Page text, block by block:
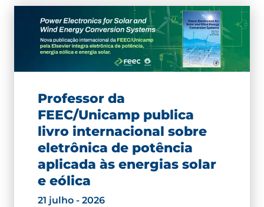
Professor da
FEEC/Unicamp publica
livro internacional sobre
eletrônica de potência
aplicada às energias solar
e eólica
21 julho - 2026